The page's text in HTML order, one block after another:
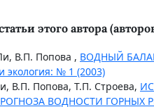
этого автора
В.П. Попова , ВОДНЫЙ
экология: № 1 (2003)
В.П. Попова, Т.П. Строева,
ВОДНОСТИ ГОРНЫХ